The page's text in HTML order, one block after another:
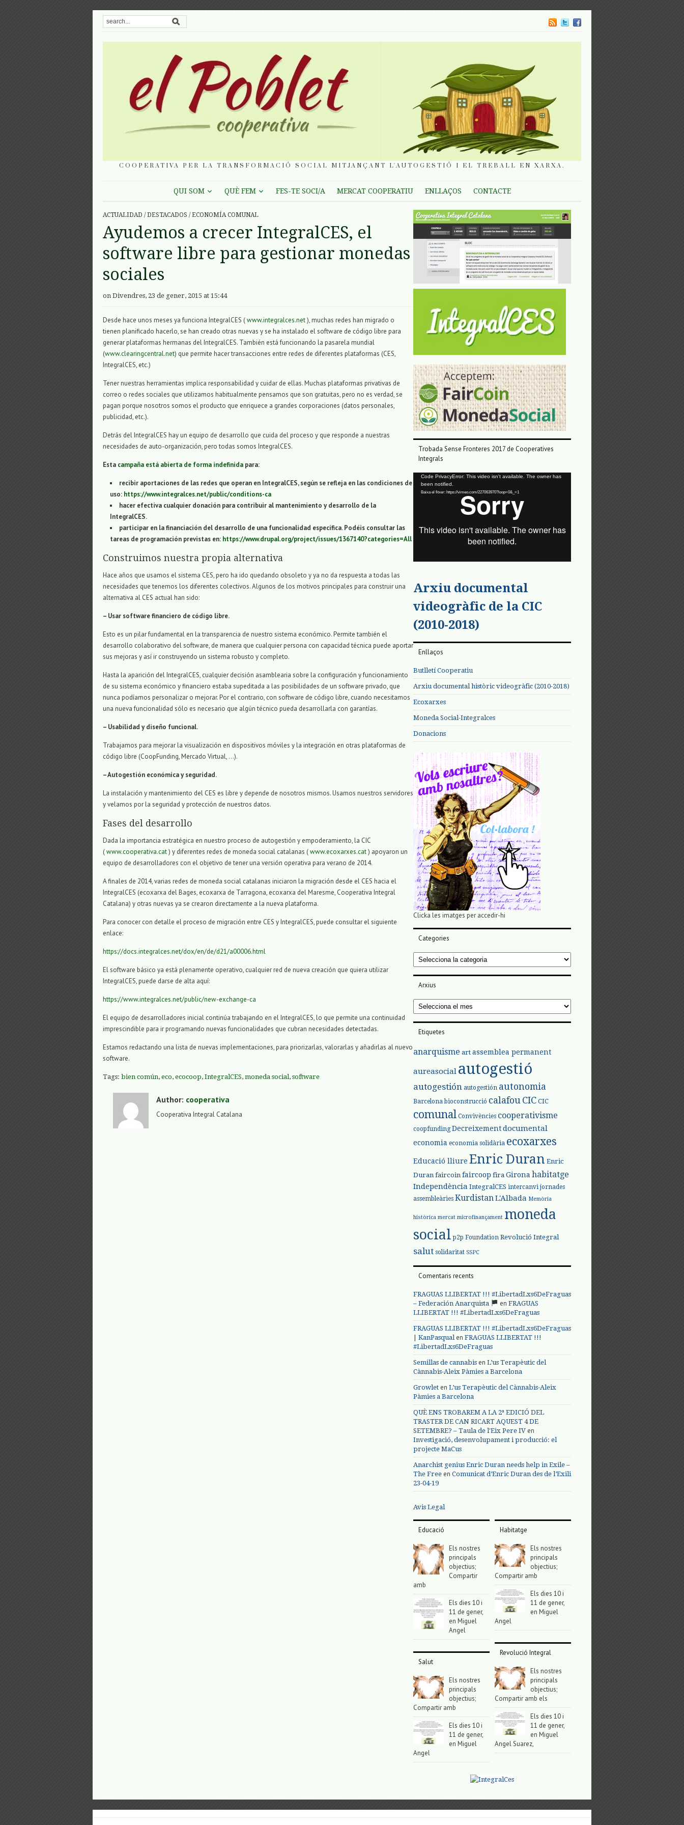
COOPERATIVA PER LA TRANSFORMACIÓ SOCIAL MITJANÇANT L'AUTOGESTIÓ I EL TREBALL EN XARXA.
QUI SOM QUÈ FEM FES-TE SOCI/A MERCAT COOPERATIU ENLLAÇOS CONTACTE
ACTUALIDAD / DESTACADOS / ECONOMÍA COMUNAL
Ayudemos a crecer IntegralCES, el
software libre para gestionar monedas
sociales
on Divendres, 23 de gener, 2015 at 15:44
Desde hace unos meses ya funciona IntegralCES (www.integralces.net), muchas redes han migrado o
tienen planificado hacerlo, se han creado otras nuevas y se ha instalado el software de código libre para
generar plataformas hermanas del IntegralCES. También está funcionando la pasarela mundial
(www.clearingcentral.net) que permite hacer transacciones entre redes de diferentes plataformas (CES,
IntegralCES, etc.)
Tener nuestras herramientas implica responsabilidad y cuidar de ellas.Muchas plataformas privativas de
correo o redes sociales que utilizamos habitualmente pensamos que son gratuitas, pero no es verdad, se
pagan porque nosotros somos el producto que enriquece a grandes corporaciones (datos personales,
publicidad, etc.).
Detrás del IntegralCES hay un equipo de desarrollo que cuida del proceso y que responde a nuestras
necesidades de auto-organización, pero todas somos IntegralCES.
Esta campaña está abierta de forma indefinida para:
recibir aportaciones de las redes que operan en IntegralCES, según se refleja en las condiciones de
uso: https://www.integralces.net/public/conditions-ca
hacer efectiva cualquier donación para contribuir al mantenimiento y desarrollo de la
IntegralCES.
participar en la financiación del desarrollo de una funcionalidad específica. Podéis consultar las
tareas de programación previstas en: https://www.drupal.org/project/issues/1367140?categories=All
Construimos nuestra propia alternativa
Hace años que usamos el sistema CES, pero ha ido quedando obsoleto y ya no da respuesta a todas las
necesidades que tenemos los diferentes colectivos. Algunos de los motivos principales para construir una
alternativa al CES actual han sido:
– Usar software financiero de código libre.
Esto es un pilar fundamental en la transparencia de nuestro sistema económico. Permite también el
desarrollo colaborativo del software, de manera que cualquier persona con capacidad técnica puede aportar
sus mejoras y así ir construyendo un sistema robusto y completo.
Hasta la aparición del IntegralCES, cualquier decisión asamblearia sobre la configuración y funcionamiento
de su sistema económico y financiero estaba supeditada a las posibilidades de un software privado, que
nunca podíamos personalizar o mejorar. Por el contrario, con software de código libre, cuando necesitamos
una nueva funcionalidad sólo es necesario que algún técnico pueda desarrollarla con garantías.
– Usabilidad y diseño funcional.
Trabajamos para mejorar la visualización en dispositivos móviles y la integración en otras plataformas de
código libre (CoopFunding, Mercado Virtual, …).
– Autogestión económica y seguridad.
La instalación y mantenimiento del CES es libre y depende de nosotros mismos.Usamos nuestros servidores
y velamos por la seguridad y protección de nuestros datos.
Fases del desarrollo
Dada la importancia estratégica en nuestro proceso de autogestión y empoderamiento, la CIC
(www.cooperativa.cat) y diferentes redes de moneda social catalanas (www.ecoxarxes.cat) apoyaron un
equipo de desarrolladores con el objetivo de tener una versión operativa para verano de 2014.
A finales de 2014, varias redes de moneda social catalanas iniciaron la migración desde el CES hacia el
IntegralCES (ecoxarxa del Bages, ecoxarxa de Tarragona, ecoxarxa del Maresme, Cooperativa Integral
Catalana) y otras nuevas ya se crearon directamente a la nueva plataforma.
Para conocer con detalle el proceso de migración entre CES y IntegralCES, puede consultar el siguiente
enlace:
https://docs.integralces.net/dox/en/de/d21/a00006.html
El software básico ya está plenamente operativo, cualquier red de nueva creación que quiera utilizar
IntegralCES, puede darse de alta aquí:
https://www.integralces.net/public/new-exchange-ca
El equipo de desarrolladores inicial continúa trabajando en el IntegralCES, lo que permite una continuidad
imprescindible para ir programando nuevas funcionalidades que cubran necesidades detectadas.
Estamos redactando una lista de nuevas implementaciones, para priorizarlas, valorarlas y añadirlas al nuevo
software.
Tags: bien común, eco, ecocoop, IntegralCES, moneda social, software
Author: cooperativa
Cooperativa Integral Catalana
Trobada Sense Fronteres 2017 de Cooperatives
Integrals
Reproductor
vídeo
Code PrivacyError: This video isn't available. The owner has
been notified.
Baixa el fitxer: https://vimeo.com/227063970?loop=0&_=1
Arxiu documental
videogràfic de la CIC
(2010-2018)
Enllaços
Butlletí Cooperatiu
Arxiu documental històric videogràfic (2010-2018)
Ecoxarxes
Moneda Social-Integralces
Donacions
Clicka les imatges per accedir-hi
Categories
Categories
Arxius
Arxius
Etiquetes
anarquisme art assemblea permanent
aureasocial autogestió
autogestión autogestión autonomia
Barcelona bioconstrucció calafou CIC CIC
comunal Convivències cooperativisme
coopfunding Decreixementdocumental
economia economia solidària ecoxarxes
Educació lliure Enric Duran Enric
Duran faircoin faircoop fira Girona habitatge
Independència IntegralCES intercanvi jornades
assembleàries Kurdistan L'Albada Memòria
històrica mercat microfinançament moneda
social p2p Foundation Revolució Integral
salut solidaritat SSPC
Comentaris recents
FRAGUAS LLIBERTAT !!! #LibertadLxs6DeFraguas
– Federación Anarquista
en FRAGUAS
LLIBERTAT !!! #LibertadLxs6DeFraguas
FRAGUAS LLIBERTAT !!! #LibertadLxs6DeFraguas
| KanPasqualen FRAGUAS LLIBERTAT !!!
#LibertadLxs6DeFraguas
Semillas de cannabis en L’us Terapèutic del
Cànnabis-Aleix Pàmies a Barcelona
Growlet en L’us Terapèutic del Cànnabis-Aleix
Pàmies a Barcelona
QUÈ ENS TROBAREM A LA 2ª EDICIÓ DEL
TRASTER DE CAN RICART AQUEST 4 DE
SETEMBRE? – Taula de l'Eix Pere IV en
Investigació, desenvolupament i producció: el
projecte MaCus
Anarchist genius Enric Duran needs help in Exile –
The Free en Comunicat d’Enric Duran des de l’Exili
23-04-19
Avis Legal
Educació
Els nostres
principals
objectius;
Compartir
amb
Els dies 10 i
11 de gener,
en Miguel
Angel
Salut
Els nostres
principals
objectius;
Compartir amb
Els dies 10 i
11 de gener,
en Miguel
Angel
Habitatge
Els nostres
principals
objectius;
Compartir amb
Els dies 10 i
11 de gener,
en Miguel
Angel
Revolució Integral
Els nostres
principals
objectius;
Compartir amb els
Els dies 10 i
11 de gener,
en Miguel
Angel Suarez,